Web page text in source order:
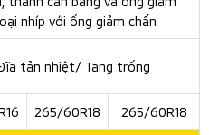
biệt, trang bị hệ thống
Active Yaw Control kế thừa
EVO và tay lái trợ lực